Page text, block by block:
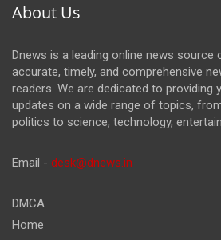
About Us
Dnews is a leading online news source
accurate, timely, and comprehensive
readers. We are dedicated to providing
updates on a wide range of topics,
politics to science, technology,
Email - desk@dnews.in
DMCA
Home